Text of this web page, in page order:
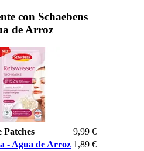
con Schaebens
de Arroz
9,99 €
- Agua de Arroz 1,89 €